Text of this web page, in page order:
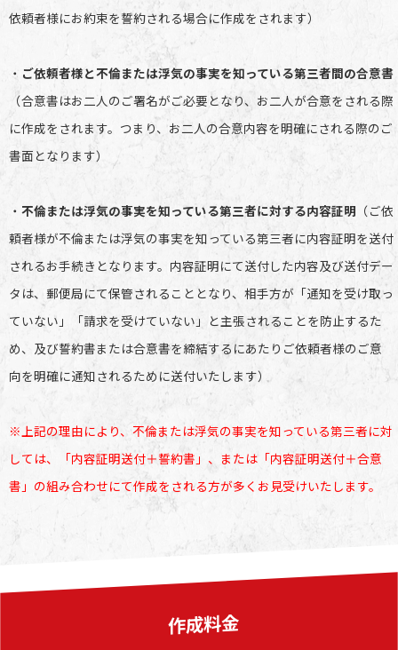
依頼者様にお約束を誓約される場合に作成をされます）
・ ご依頼者様と不倫または浮気の事実を知っている第三者間の合意書
（合意書はお二人のご署名がご必要となり、お二人が合意をされる際
に作成をされます。つまり、お二人の合意内容を明確にされる際のご
書面となります）
・ 不倫または浮気の事実を知っている第三者に対する内容証明 （ご依
頼者様が不倫または浮気の事実を知っている第三者に内容証明を送付
されるお手続きとなります。内容証明にて送付した内容及び送付デー
タは、郵便局にて保管されることとなり、相手方が「通知を受け取っ
ていない」「請求を受けていない」と主張されることを防止するた
め、及び誓約書または合意書を締結するにあたりご依頼者様のご意
向を明確に通知されるために送付いたします）
※上記の理由により、不倫または浮気の事実を知っている第三者に対
しては、「内容証明送付＋誓約書」、または「内容証明送付＋合意
書」の組み合わせにて作成をされる方が多くお見受けいたします。
作成料金